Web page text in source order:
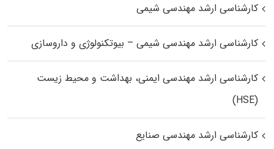
کارشناسی ارشد مهندسی شیمی
کارشناسی ارشد مهندسی شیمی – بیوتکنولوژی و داروسازی
کارشناسی ارشد مهندسی ایمنی، بهداشت و محیط زیست
(HSE)
کارشناسی ارشد مهندسی صنایع